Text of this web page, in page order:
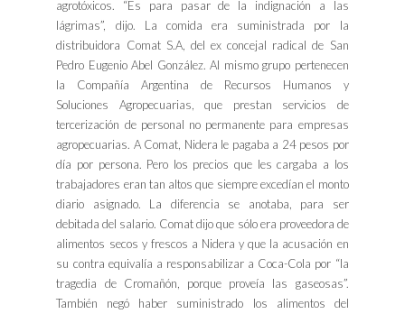
agrotóxicos. “Es para pasar de la indignación a las
lágrimas”, dijo. La comida era suministrada por la
distribuidora Comat S.A, del ex concejal radical de San
Pedro Eugenio Abel González. Al mismo grupo pertenecen
la Compañía Argentina de Recursos Humanos y
Soluciones Agropecuarias, que prestan servicios de
tercerización de personal no permanente para empresas
agropecuarias. A Comat, Nidera le pagaba a 24 pesos por
día por persona. Pero los precios que les cargaba a los
trabajadores eran tan altos que siempre excedían el monto
diario asignado. La diferencia se anotaba, para ser
debitada del salario. Comat dijo que sólo era proveedora de
alimentos secos y frescos a Nidera y que la acusación en
su contra equivalía a responsabilizar a Coca-Cola por “la
tragedia de Cromañón, porque proveía las gaseosas”.
También negó haber suministrado los alimentos del